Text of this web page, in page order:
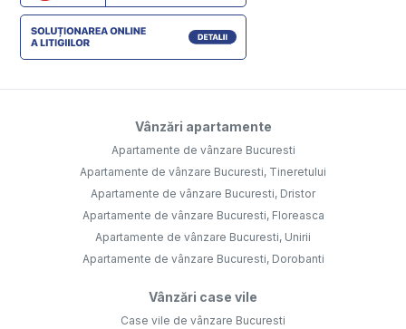
Vânzări apartamente
Apartamente de vânzare Bucuresti
Apartamente de vânzare Bucuresti, Tineretului
Apartamente de vânzare Bucuresti, Dristor
Apartamente de vânzare Bucuresti, Floreasca
Apartamente de vânzare Bucuresti, Unirii
Apartamente de vânzare Bucuresti, Dorobanti
Vânzări case vile
Case vile de vânzare Bucuresti